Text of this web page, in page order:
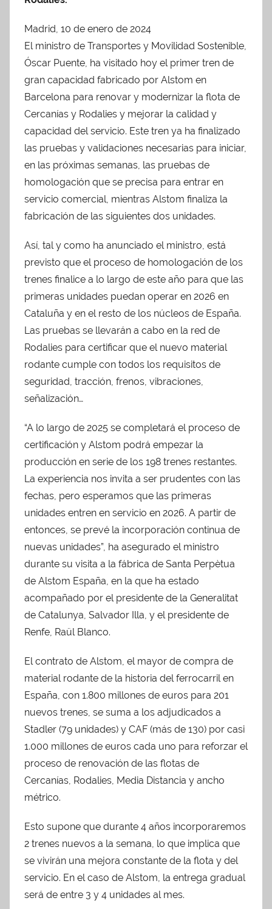
Madrid, 10 de enero de 2024
El ministro de Transportes y Movilidad Sostenible,
Óscar Puente, ha visitado hoy el primer tren de
gran capacidad fabricado por Alstom en
Barcelona para renovar y modernizar la flota de
Cercanías y Rodalies y mejorar la calidad y
capacidad del servicio. Este tren ya ha finalizado
las pruebas y validaciones necesarias para iniciar,
en las próximas semanas, las pruebas de
homologación que se precisa para entrar en
servicio comercial, mientras Alstom finaliza la
fabricación de las siguientes dos unidades.
Así, tal y como ha anunciado el ministro, está
previsto que el proceso de homologación de los
trenes finalice a lo largo de este año para que las
primeras unidades puedan operar en 2026 en
Cataluña y en el resto de los núcleos de España.
Las pruebas se llevarán a cabo en la red de
Rodalies para certificar que el nuevo material
rodante cumple con todos los requisitos de
seguridad, tracción, frenos, vibraciones,
señalización…
“A lo largo de 2025 se completará el proceso de
certificación y Alstom podrá empezar la
producción en serie de los 198 trenes restantes.
La experiencia nos invita a ser prudentes con las
fechas, pero esperamos que las primeras
unidades entren en servicio en 2026. A partir de
entonces, se prevé la incorporación continua de
nuevas unidades”, ha asegurado el ministro
durante su visita a la fábrica de Santa Perpètua
de Alstom España, en la que ha estado
acompañado por el presidente de la Generalitat
de Catalunya, Salvador Illa, y el presidente de
Renfe, Raül Blanco.
El contrato de Alstom, el mayor de compra de
material rodante de la historia del ferrocarril en
España, con 1.800 millones de euros para 201
nuevos trenes, se suma a los adjudicados a
Stadler (79 unidades) y CAF (más de 130) por casi
1.000 millones de euros cada uno para reforzar el
proceso de renovación de las flotas de
Cercanías, Rodalies, Media Distancia y ancho
métrico.
Esto supone que durante 4 años incorporaremos
2 trenes nuevos a la semana, lo que implica que
se vivirán una mejora constante de la flota y del
servicio. En el caso de Alstom, la entrega gradual
será de entre 3 y 4 unidades al mes.